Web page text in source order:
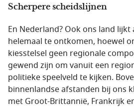
Scherpere scheidslijnen
En Nederland? Ook ons land
helemaal te ontkomen, hoewel
kiesstelsel geen regionale
gewend zijn om vanuit een
politieke speelveld te kijken.
binnenlandse afstanden bij ons
met Groot-Brittannië, Frankrijk